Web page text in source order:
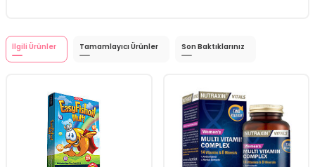
İlgili Ürünler Tamamlayıcı Ürünler Son Baktıklarınız